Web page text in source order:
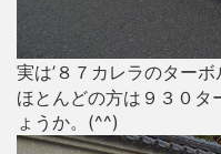
実は’８７カレラのターボ
ほとんどの方は９３０タ
ょうか。(^^)